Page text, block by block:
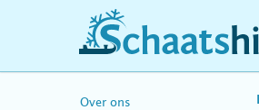
schaatshistorie.nl
Over ons